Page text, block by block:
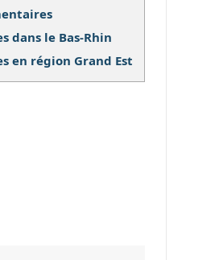
dans le Bas-Rhin
en région Grand Est